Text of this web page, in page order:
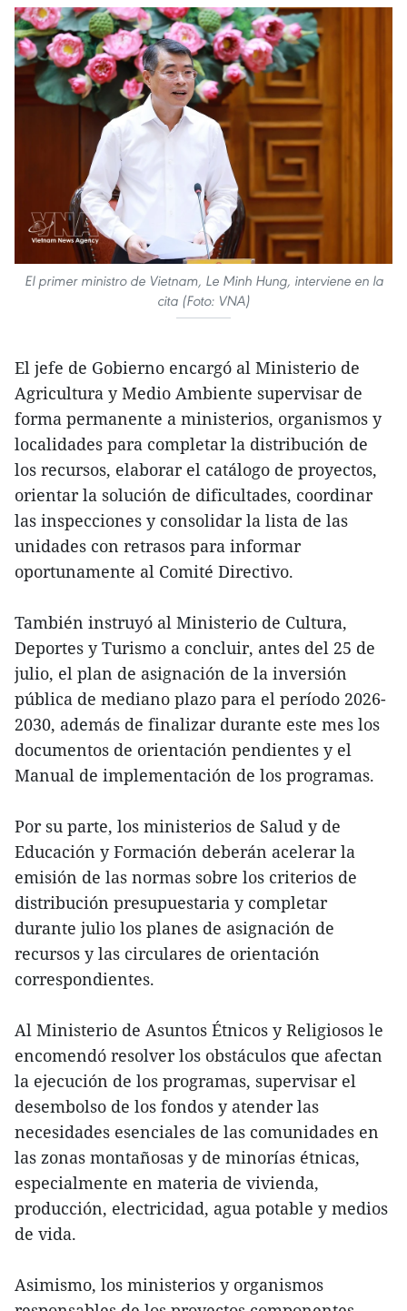
El primer ministro de Vietnam, Le Minh Hung, interviene en la
cita (Foto: VNA)
El jefe de Gobierno encargó al Ministerio de
Agricultura y Medio Ambiente supervisar de
forma permanente a ministerios, organismos y
localidades para completar la distribución de
los recursos, elaborar el catálogo de proyectos,
orientar la solución de dificultades, coordinar
las inspecciones y consolidar la lista de las
unidades con retrasos para informar
oportunamente al Comité Directivo.
También instruyó al Ministerio de Cultura,
Deportes y Turismo a concluir, antes del 25 de
julio, el plan de asignación de la inversión
pública de mediano plazo para el período 2026-
2030, además de finalizar durante este mes los
documentos de orientación pendientes y el
Manual de implementación de los programas.
Por su parte, los ministerios de Salud y de
Educación y Formación deberán acelerar la
emisión de las normas sobre los criterios de
distribución presupuestaria y completar
durante julio los planes de asignación de
recursos y las circulares de orientación
correspondientes.
Al Ministerio de Asuntos Étnicos y Religiosos le
encomendó resolver los obstáculos que afectan
la ejecución de los programas, supervisar el
desembolso de los fondos y atender las
necesidades esenciales de las comunidades en
las zonas montañosas y de minorías étnicas,
especialmente en materia de vivienda,
producción, electricidad, agua potable y medios
de vida.
Asimismo, los ministerios y organismos